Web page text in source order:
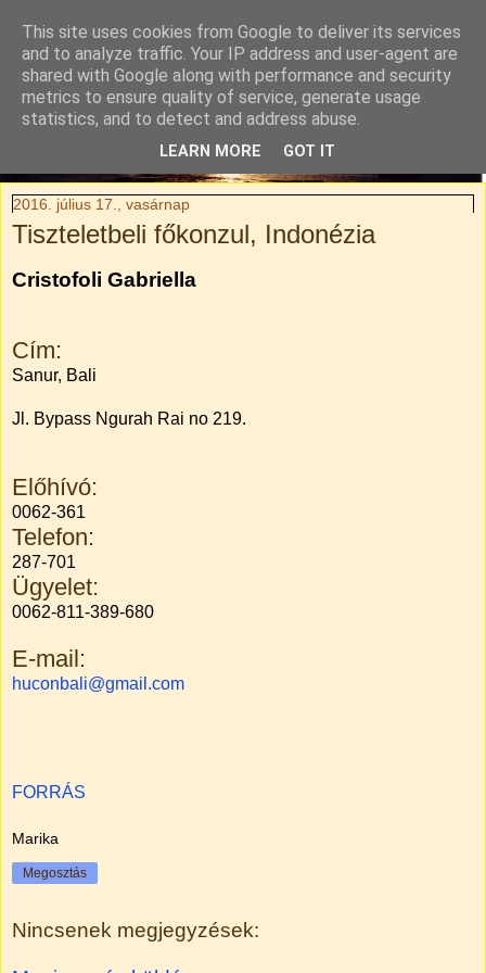
Tylli Titkai
Családi kaland-regény. Rendhagyó utazási blog.
2016. július 17., vasárnap
Tiszteletbeli főkonzul, Indonézia
Cristofoli Gabriella
Cím:
Sanur, Bali
Jl. Bypass Ngurah Rai no 219.
Előhívó:
0062-361
Telefon:
287-701
Ügyelet:
0062-811-389-680
E-mail:
huconbali@gmail.com
FORRÁS
Marika
Megosztás
Nincsenek megjegyzések:
This site uses cookies from Google to deliver its services
and to analyze traffic. Your IP address and user-agent are
shared with Google along with performance and security
metrics to ensure quality of service, generate usage
statistics, and to detect and address abuse.
LEARN MORE GOT IT